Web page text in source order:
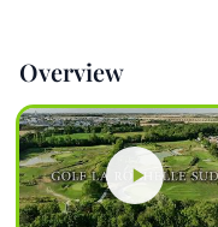
Overview